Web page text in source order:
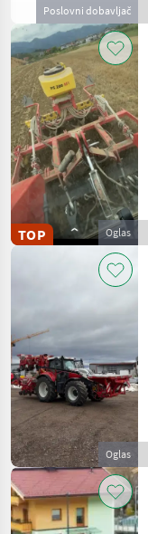
Poslovni dobavljač
Oglas
TOP
Oglas